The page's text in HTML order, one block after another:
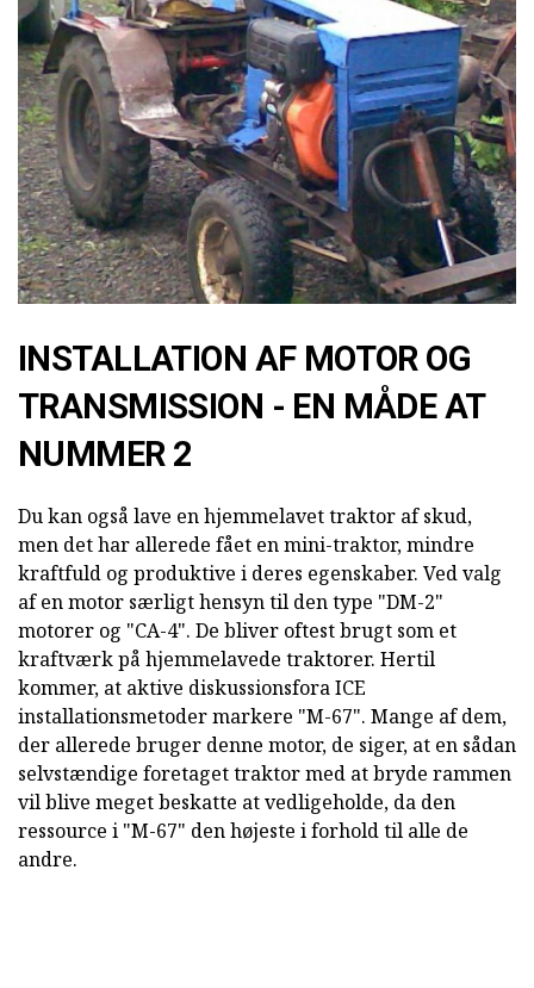
INSTALLATION AF MOTOR OG
TRANSMISSION - EN MÅDE AT
NUMMER 2
Du kan også lave en hjemmelavet traktor af skud,
men det har allerede fået en mini-traktor, mindre
kraftfuld og produktive i deres egenskaber. Ved valg
af en motor særligt hensyn til den type "DM-2"
motorer og "CA-4". De bliver oftest brugt som et
kraftværk på hjemmelavede traktorer. Hertil
kommer, at aktive diskussionsfora ICE
installationsmetoder markere "M-67". Mange af dem,
der allerede bruger denne motor, de siger, at en sådan
selvstændige foretaget traktor med at bryde rammen
vil blive meget beskatte at vedligeholde, da den
ressource i "M-67" den højeste i forhold til alle de
andre.